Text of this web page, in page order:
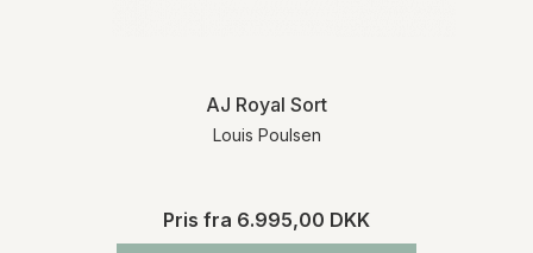
AJ Royal Sort
Louis Poulsen
Pris fra 6.995,00 DKK